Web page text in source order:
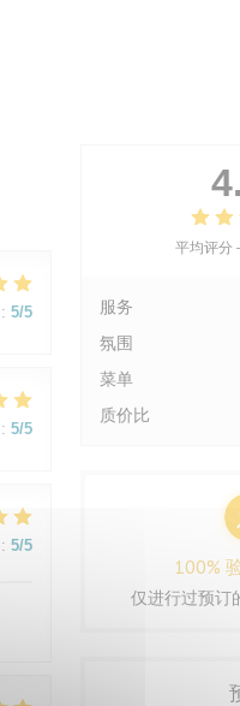
: 5/5
: 5/5
: 5/5
平均评
服务
氛围
菜单
质价比
100%
仅进行过预订